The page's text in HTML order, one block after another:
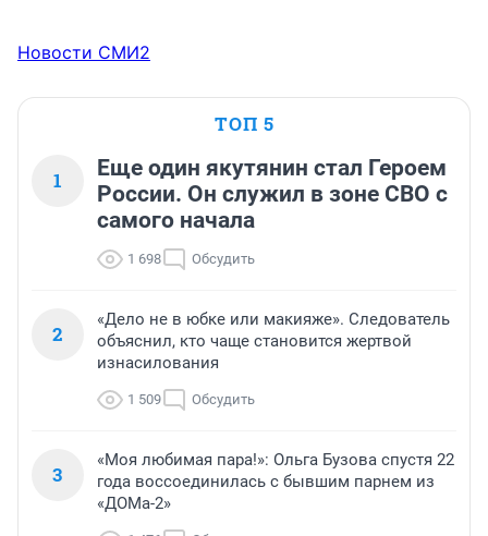
Новости СМИ2
ТОП 5
1
Еще один якутянин стал Героем
России. Он служил в зоне СВО с
самого начала
1 698 Обсудить
2
«Дело не в юбке или макияже». Следователь
объяснил, кто чаще становится жертвой
изнасилования
1 509 Обсудить
3
«Моя любимая пара!»: Ольга Бузова спустя 22
года воссоединилась с бывшим парнем из
«ДОМа-2»